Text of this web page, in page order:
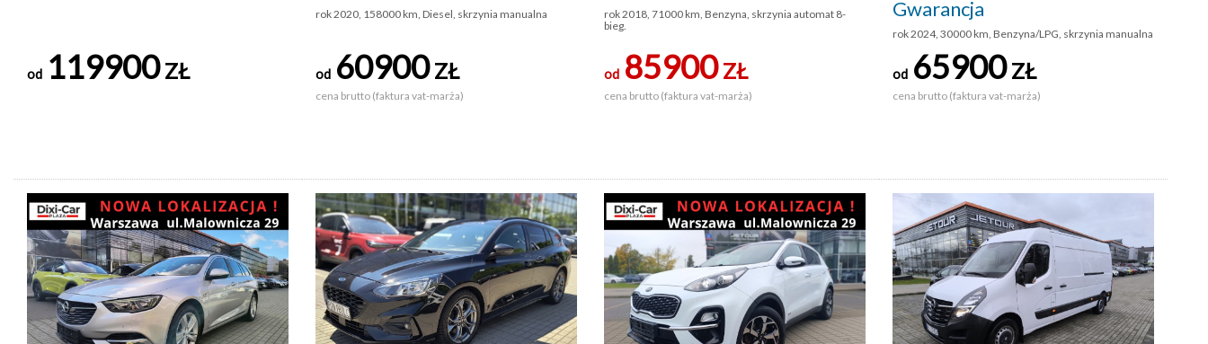
od 119900ZŁ
rok 2020, 158000 km, Diesel, skrzynia manualna
od 60900ZŁ
cena brutto (faktura vat-marża)
rok 2018, 71000 km, Benzyna, skrzynia automat 8-
bieg.
od 85900ZŁ
cena brutto (faktura vat-marża)
Gwarancja
rok 2024, 30000 km, Benzyna/LPG, skrzynia manualna
od 65900ZŁ
cena brutto (faktura vat-marża)